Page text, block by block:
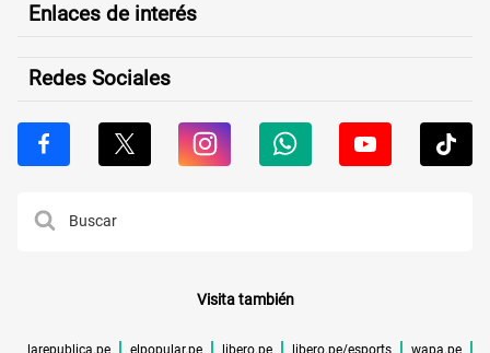
Enlaces de interés
Redes Sociales
Visita también
larepublica.pe elpopular.pe libero.pe libero.pe/esports wapa.pe